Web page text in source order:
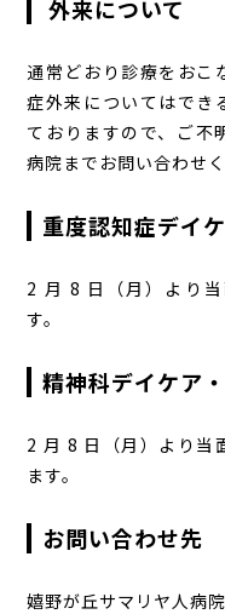
外来について
通常どおり診療をおこ
症外来についてはでき
ておりますので、ご不
病院までお問い合わせく
重度認知症デイ
2 月 8 日（月）より
す。
精神科デイケア
2 月 8 日（月）より当
ます。
お問い合わせ先
嬉野が丘サマリヤ人病院